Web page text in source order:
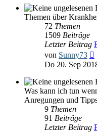
Themen über
72 Themen
1509 Beiträge
Letzter Beitrag
von Sunny73
Do 20. Sep
Was kann ich tun
Anregungen und
9 Themen
91 Beiträge
Letzter Beitrag